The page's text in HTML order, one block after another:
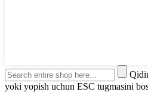
yoki yopish uchun ESC tugmasini